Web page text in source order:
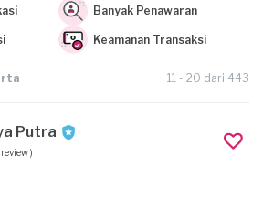
Banyak Penawaran
Keamanan Transaksi
11 - 20 dari 443
Putra
review )